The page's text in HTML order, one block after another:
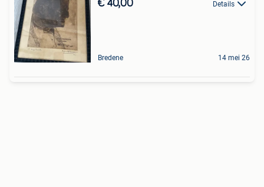
€ 40,00 Details
Bredene 14 mei 26